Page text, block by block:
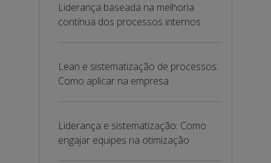
Liderança baseada na melhoria
contínua dos processos internos
Lean e sistematização de processos:
Como aplicar na empresa
Liderança e sistematização: Como
engajar equipes na otimização